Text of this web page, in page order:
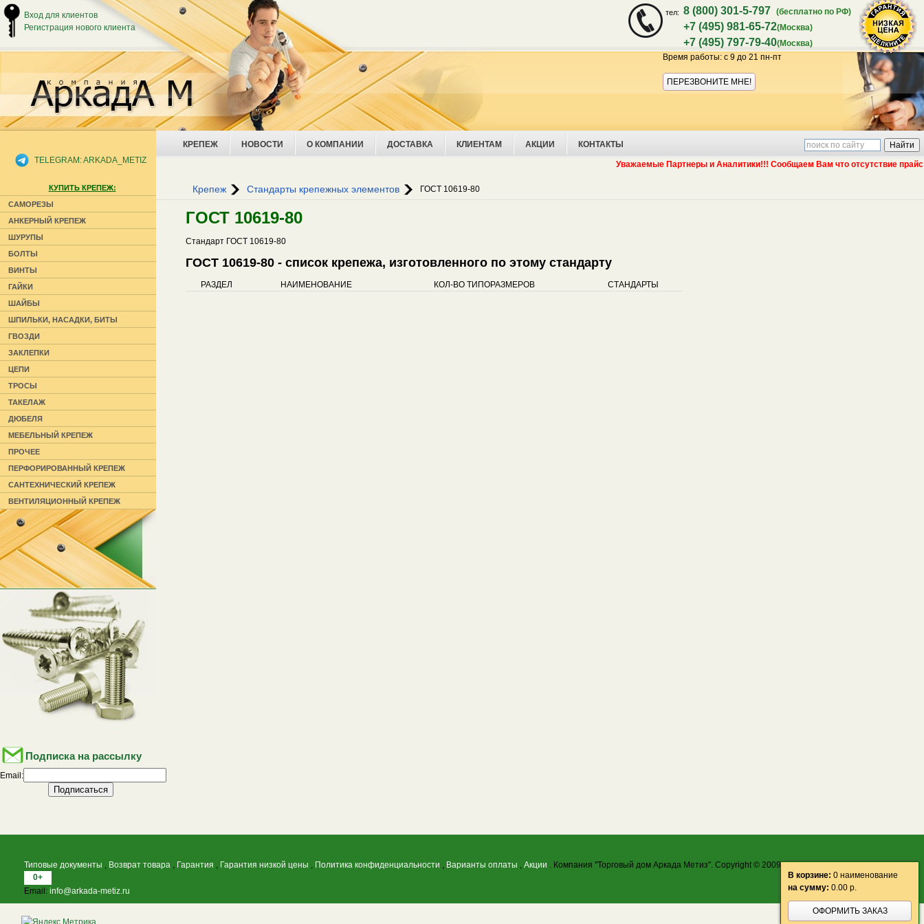
тел: 8 (800) 301-5-797 (бесплатно по РФ)
+7 (495) 981-65-72(Москва)
+7 (495) 797-79-40(Москва)
Время работы: с 9 до 21 пн-пт
ПЕРЕЗВОНИТЕ МНЕ!
Акция:
КРЕПЕЖ НОВОСТИ О КОМПАНИИ ДОСТАВКА КЛИЕНТАМ АКЦИИ КОНТАКТЫ
Уважаемые Партнеры и Аналитики!!! Сообщаем Вам что отсутствие прайс
Крепеж Стандарты крепежных элементов ГОСТ 10619-80
ГОСТ 10619-80
Стандарт ГОСТ 10619-80
ГОСТ 10619-80 - список крепежа, изготовленного по этому стандарту
РАЗДЕЛ НАИМЕНОВАНИЕ КОЛ-ВО ТИПОРАЗМЕРОВ СТАНДАРТЫ
TELEGRAM: ARKADA_METIZ
КУПИТЬ КРЕПЕЖ:
САМОРЕЗЫ
АНКЕРНЫЙ КРЕПЕЖ
ШУРУПЫ
БОЛТЫ
ВИНТЫ
ГАЙКИ
ШАЙБЫ
ШПИЛЬКИ, НАСАДКИ, БИТЫ
ГВОЗДИ
ЗАКЛЕПКИ
ЦЕПИ
ТРОСЫ
ТАКЕЛАЖ
ДЮБЕЛЯ
МЕБЕЛЬНЫЙ КРЕПЕЖ
ПРОЧЕЕ
ПЕРФОРИРОВАННЫЙ КРЕПЕЖ
САНТЕХНИЧЕСКИЙ КРЕПЕЖ
ВЕНТИЛЯЦИОННЫЙ КРЕПЕЖ
Подписка на рассылку
Email:
В корзине: 0 наименование
на сумму: 0.00 р.
ОФОРМИТЬ ЗАКАЗ
Типовые документы , Возврат товара , Гарантия , Гарантия низкой цены , Политика конфиденциальности , Варианты оплаты , Акции . Компания "Торговый дом Аркада Метиз". Copyright © 2009-2026 ООО "ТД Аркада Метиз"
0+
Email: info@arkada-metiz.ru
Вход для клиентов
Регистрация нового клиента